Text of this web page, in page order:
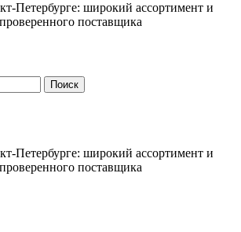
Петербурге: широкий ассортимент и
поставщика
Петербурге: широкий ассортимент и
поставщика